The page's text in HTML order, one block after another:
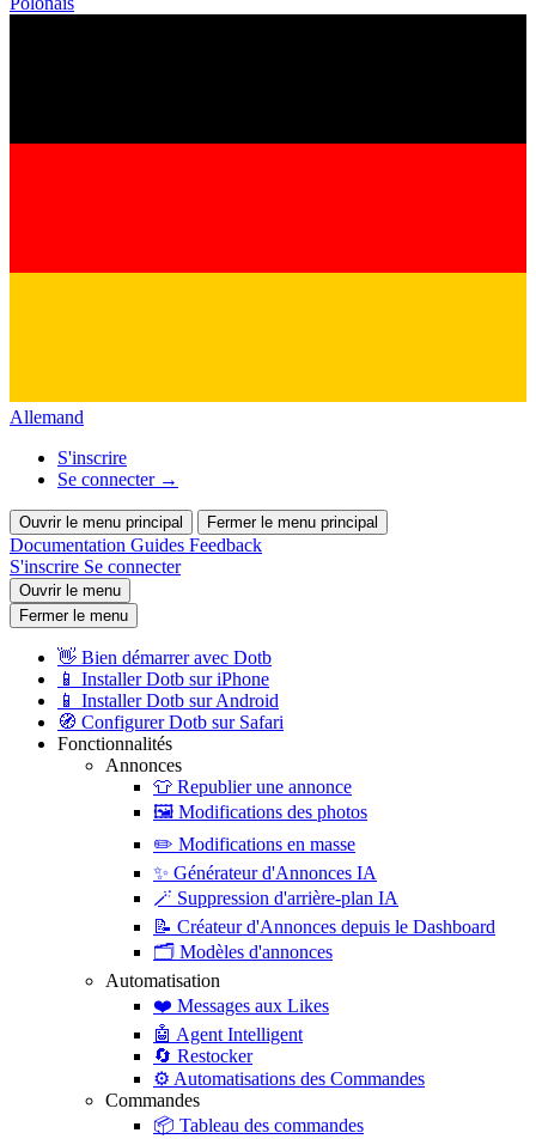
Allemand
S'inscrire
Se connecter →
Ouvrir le menu principal Fermer le menu principal
Documentation Guides Feedback
S'inscrire Se connecter
Ouvrir le menu
Fermer le menu
👋 Bien démarrer avec Dotb
📱 Installer Dotb sur iPhone
📱 Installer Dotb sur Android
🧭 Configurer Dotb sur Safari
Fonctionnalités
Annonces
👕 Republier une annonce
🖼️ Modifications des photos
✏️ Modifications en masse
✨ Générateur d'Annonces IA
🪄 Suppression d'arrière-plan IA
📝 Créateur d'Annonces depuis le Dashboard
🗂️ Modèles d'annonces
Automatisation
❤️ Messages aux Likes
🤖 Agent Intelligent
🔄 Restocker
⚙️ Automatisations des Commandes
Commandes
📦 Tableau des commandes